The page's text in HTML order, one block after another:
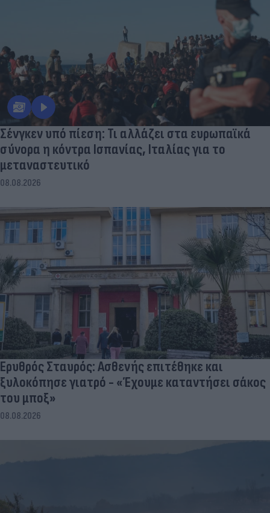
Σένγκεν υπό πίεση: Τι αλλάζει στα ευρωπαϊκά
σύνορα η κόντρα Ισπανίας, Ιταλίας για το
μεταναστευτικό
08.08.2026
Ερυθρός Σταυρός: Ασθενής επιτέθηκε και
ξυλοκόπησε γιατρό - «Έχουμε καταντήσει σάκος
του μποξ»
08.08.2026